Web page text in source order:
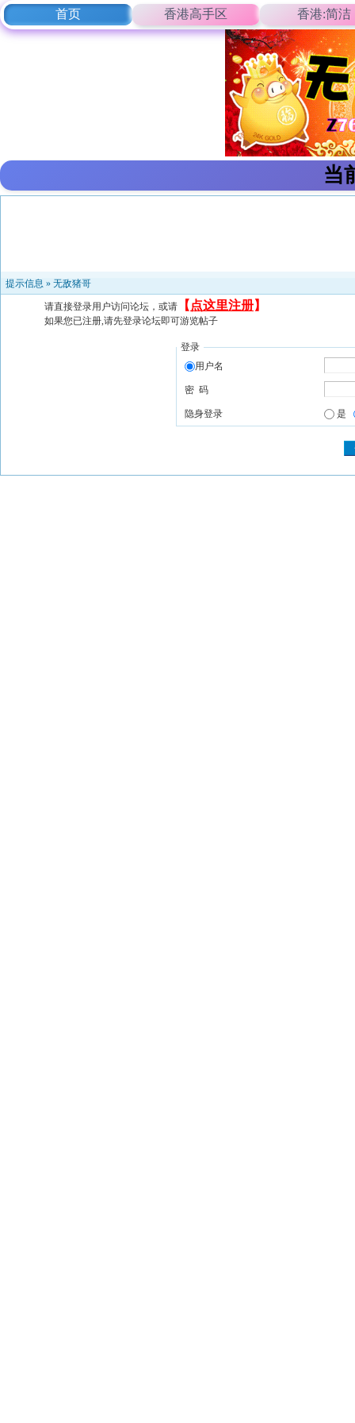
首页 香港高手区 香港:简洁
当
提示信息 » 无敌猪哥
请直接登录用户访问论坛，或请 【 点这里注册】
如果您已注册,请先登录论坛即可游览帖子
登录
用户名
密 码
隐身登录 是